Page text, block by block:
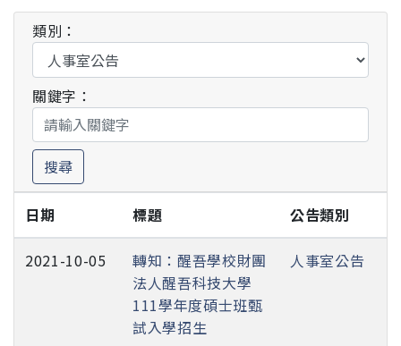
類別：
關鍵字：
搜尋
日期 標題 公告類別
2021-10-05
轉知：醒吾學校財團
法人醒吾科技大學
111學年度碩士班甄
試入學招生
人事室公告